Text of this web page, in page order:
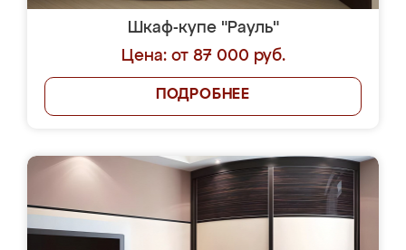
Шкаф-купе "Рауль"
Цена: от 87 000 руб.
ПОДРОБНЕЕ